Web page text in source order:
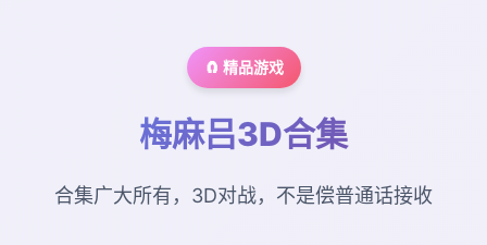
🧲 精品游戏
梅麻吕3D合集
合集广大所有，3D对战，不是偿普通话接收